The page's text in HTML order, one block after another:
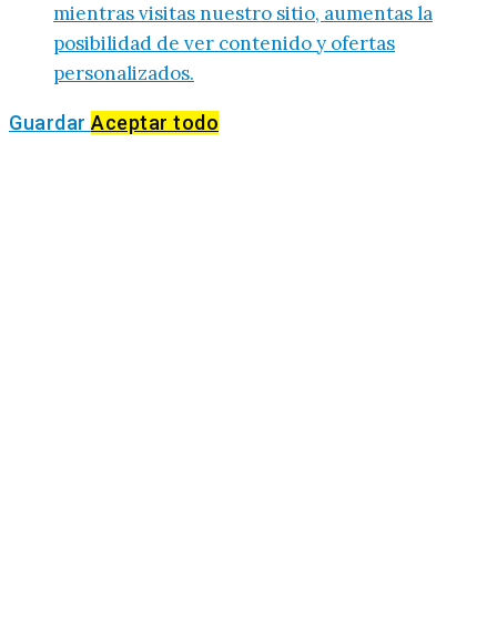
mientras visitas nuestro sitio, aumentas la
posibilidad de ver contenido y ofertas
personalizados.
Guardar Aceptar todo